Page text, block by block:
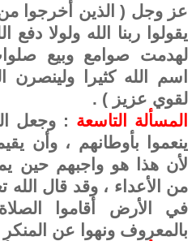
عز وجل ( الذين أخرجوا من
يقولوا ربنا الله ولولا
لهدمت صوامع وبيع
اسم الله كثيرا ولينصرن
لقوي عزيز ) .
المسألة التاسعة : وجعل
ينعموا بأوطانهم ، وأن
لأن هذا هو واجبهم حين
من الأعداء ، وقد قال الله
في الأرض أقاموا الصلاة
بالمعروف ونهوا عن المنكر